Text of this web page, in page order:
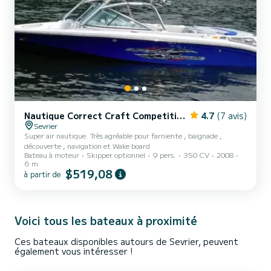
Nautique Correct Craft Competition Ski Boat 2001 4.7 (7 avis)
Sevrier
Super air nautique. Très agréable pour farniente , baignade ,
découverte , navigation et Wake board
Bateau à moteur
Skipper optionnel 9 pers. 350 CV
2008
6 m
à partir de $519,08
Voici tous les bateaux à proximité
Ces bateaux disponibles autours de Sevrier, peuvent
également vous intéresser !